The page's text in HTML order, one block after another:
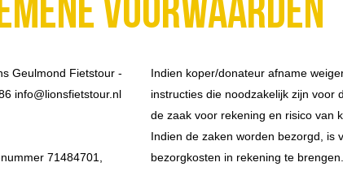
voorwaarden
Geulmond Fietstour -
info@lionsfietstour.nl
71484701,
Indien koper/donateur afname
instructies die noodzakelijk zijn voor
de zaak voor rekening en risico van
Indien de zaken worden bezorgd, is
bezorgkosten in rekening te brengen.